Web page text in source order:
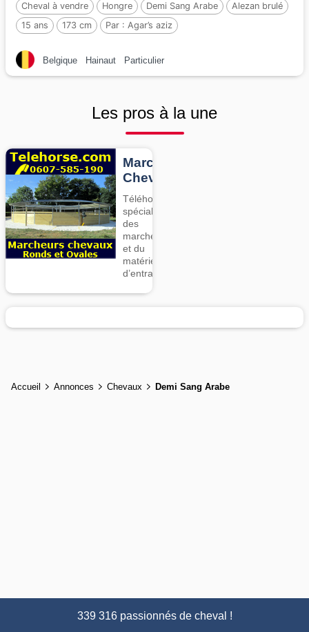
Cheval à vendre Hongre Demi Sang Arabe
Alezan brulé
15 ans
173 cm Par : Agar’s aziz
Belgique Hainaut Particulier
Les pros à la une
Marcheurs
Chevaux
Téléhorse,
spécialiste
des
marcheurs
et du
matériel
d’entrainement
Accueil Annonces Chevaux Demi Sang Arabe
339 316 passionnés de cheval !